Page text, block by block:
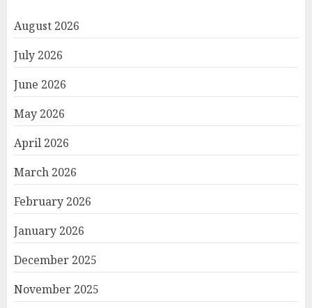
August 2026
July 2026
June 2026
May 2026
April 2026
March 2026
February 2026
January 2026
December 2025
November 2025